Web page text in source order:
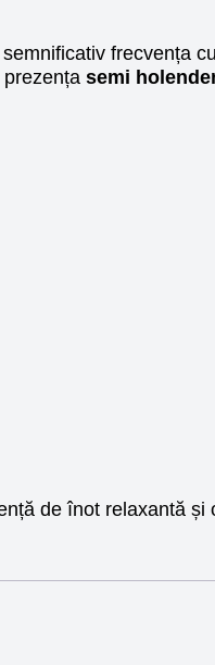
frecvența
prezențasemi
de înot relaxantă și